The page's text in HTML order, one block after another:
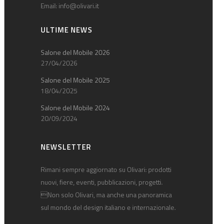
Email: info@olivari.it
ULTIME NEWS
Salone del Mobile 2026
27/04/2026
Salone del Mobile 2025
18/04/2025
Salone del Mobile 2024
20/09/2024
NEWSLETTER
Rimani sempre aggiornato su Olivari: prodotti
nuovi, fiere, eventi, pubblicazioni, progetti.
Non solo Olivari, ma anche una panoramica
sul mondo del design italiano e internazionale.